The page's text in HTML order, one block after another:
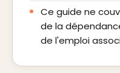
Ce guide ne
de la
de l'emploi